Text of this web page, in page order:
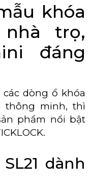
khóa
trọ,
đáng
dòng ổ khóa
thông minh, thì
phẩm nổi bật
dành